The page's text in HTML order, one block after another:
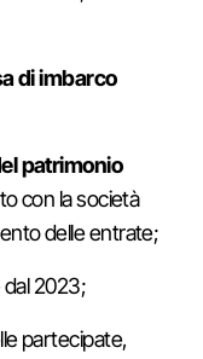
di imbarco
patrimonio
con la società
delle entrate;
dal 2023;
partecipate,